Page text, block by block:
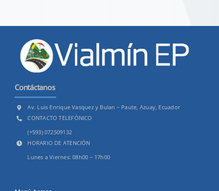
Contáctanos
Av. Luis Enrique Vasquez y Bulan – Paute, Azuay, Ecuador
CONTACTO TELEFÓNICO
(+593) 072509132
HORARIO DE ATENCIÓN
Lunes a Viernes: 08h00 – 17h00